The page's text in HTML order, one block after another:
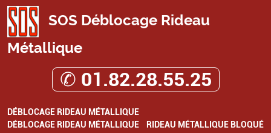
SOS Déblocage Rideau
Métallique
✆ 01.82.28.55.25
DÉBLOCAGE RIDEAU MÉTALLIQUE
DÉBLOCAGE RIDEAU MÉTALLIQUE
RIDEAU MÉTALLIQUE BLOQUÉ